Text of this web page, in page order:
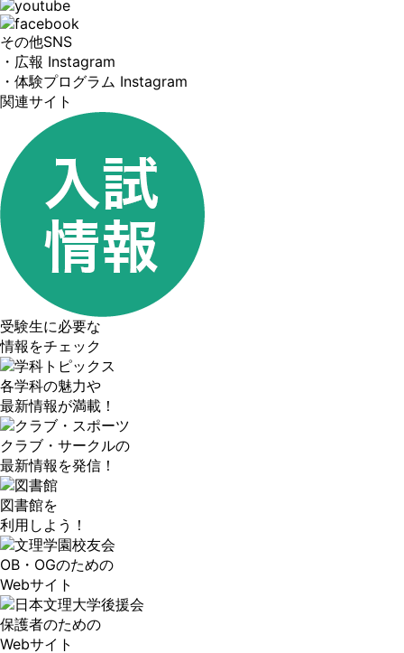
その他SNS
・広報 Instagram
・体験プログラム Instagram
関連サイト
受験生に必要な
情報をチェック
各学科の魅力や
最新情報が満載！
クラブ・サークルの
最新情報を発信！
図書館を
利用しよう！
OB・OGのための
Webサイト
保護者のための
Webサイト